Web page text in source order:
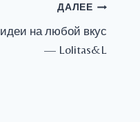
ДАЛЕЕ
идеи на любой вкус
— Lolitas&L